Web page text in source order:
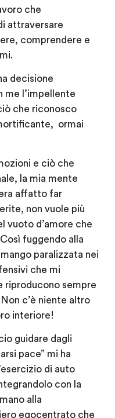
che
attraversare
comprendere e
decisione
me l’impellente
che riconosco
ormai
e ciò che
la mia mente
affatto far
non vuole più
vuoto d’amore che
fuggendo alla
paralizzata nei
che mi
riproducono sempre
c’è niente altro
interiore!
guidare dagli
pace” mi ha
di auto
con la
alla
egocentrato che